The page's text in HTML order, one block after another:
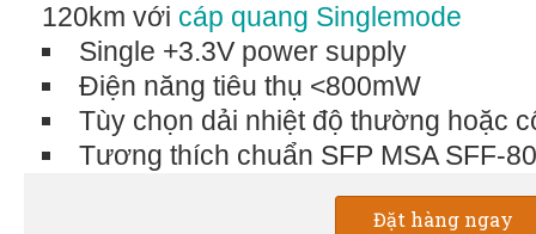
120km với cáp quang Singlemode
Single +3.3V power supply
Điện năng tiêu thụ <800mW
Tùy chọn dải nhiệt độ thường hoặc
Tương thích chuẩn SFP MSA SFF-
Đặt hàng ngay